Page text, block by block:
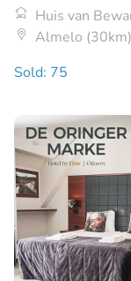
Huis van
Almelo (30km)
Sold: 75